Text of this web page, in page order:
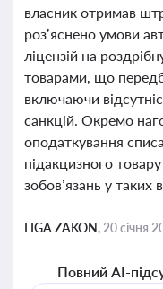
власник отримав
роз’яснено умови
ліцензій на
товарами, що
включаючи
санкцій. Окремо
оподаткування
підакцизного
зобов’язань у таких
LIGA ZAKON, 20 січня
Повний AI-